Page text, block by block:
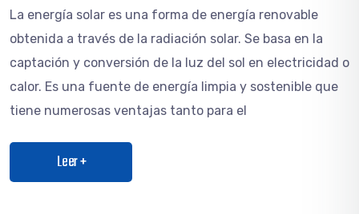
La energía solar es una forma de energía renovable
obtenida a través de la radiación solar. Se basa en la
captación y conversión de la luz del sol en electricidad o
calor. Es una fuente de energía limpia y sostenible que
tiene numerosas ventajas tanto para el
Leer +